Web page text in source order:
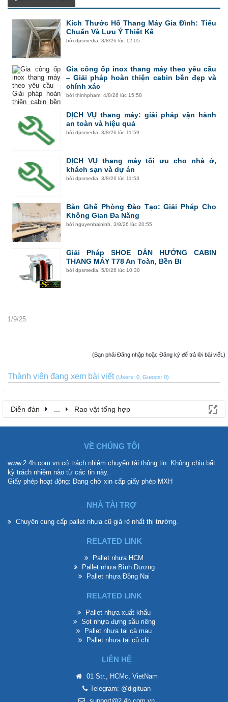
Kích Thước Hố Thang Máy Gia Đình: Tiêu
Chuẩn Và Lưu Ý Thiết Kế
bởidpsmedia ,3/8/26 lúc 12:05
Gia công ốp inox thang máy theo yêu cầu
– Giải pháp hoàn thiện cabin bền đẹp và
chính xác
bởithinhpham ,4/8/26 lúc 15:58
DỊCH VỤ thang máy: giải pháp vận hành
an toàn và hiệu quả
bởidpsmedia ,3/8/26 lúc 11:59
DỊCH VỤ thang máy tối ưu cho nhà ở,
khách sạn và dự án
bởidpsmedia ,3/8/26 lúc 11:53
Bàn Ghế Phòng Đào Tạo: Giải Pháp Cho
Không Gian Đa Năng
bởinguyenhaininh ,3/8/26 lúc 20:55
Giải Pháp SHOE DẪN HƯỚNG CABIN
THANG MÁY T78 An Toàn, Bền Bỉ
bởidpsmedia ,5/8/26 lúc 10:30
1/9/25
(Bạn phải Đăng nhập hoặc Đăng ký để trả lời bài viết.)
Thành viên đang xem bài viết (Users: 0, Guests: 0)
Diễn đàn Rao vặt tổng hợp
VỀ CHÚNG TÔI
www.2.4h.com.vn có trách nhiệm chuyển tải thông tin. Không chịu bất
kỳ trách nhiệm nào từ các tin này.
Giấy phép hoạt động: Đang chờ xin cấp giấy phép MXH
NHÀ TÀI TRỢ
Chuyên cung cấp pallet nhựa cũ giá rẻ nhất thị trường.
RELATED LINK
Pallet nhựa HCM
Pallet nhựa Bình Dương
Pallet nhựa Đồng Nai
RELATED LINK
Pallet nhựa xuất khẩu
Sọt nhựa đựng sầu riêng
Pallet nhựa tại cà mau
Pallet nhựa tại củ chi
LIÊN HỆ
01 Str., HCMc, VietNam
Telegram: @digituan